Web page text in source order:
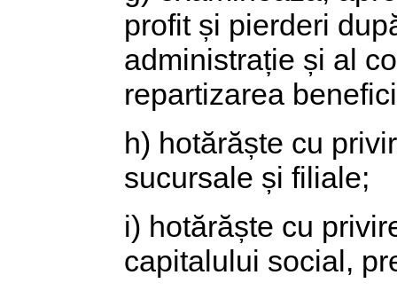
profit și pierderi
administrație și al
repartizarea
h) hotărăște cu
sucursale și filiale;
i) hotărăște cu
capitalului social,